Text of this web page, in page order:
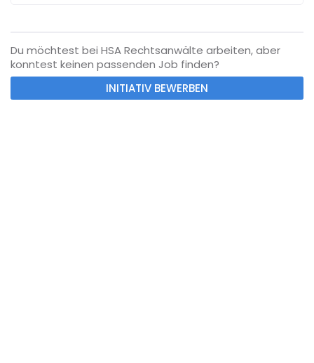
Du möchtest bei HSA Rechtsanwälte arbeiten, aber
konntest keinen passenden Job finden?
INITIATIV BEWERBEN